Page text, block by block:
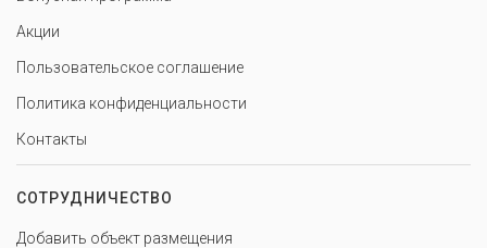
Акции
Пользовательское соглашение
Политика конфиденциальности
Контакты
СОТРУДНИЧЕСТВО
Добавить объект размещения